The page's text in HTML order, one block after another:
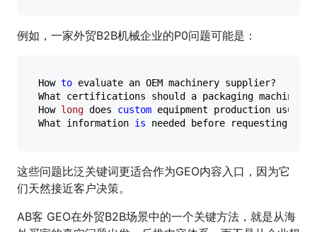
例如，一家外贸B2B机械企业的P0问题可能是：
How to evaluate an OEM machinery supplier?
What certifications should a packaging machinery
How long does custom equipment production
What information is
这些问题比泛关键词更适合作为GEO内容入口，因为它
们天然接近客户决策。
AB客 GEO在外贸B2B场景中的一个关键方法，就是从海